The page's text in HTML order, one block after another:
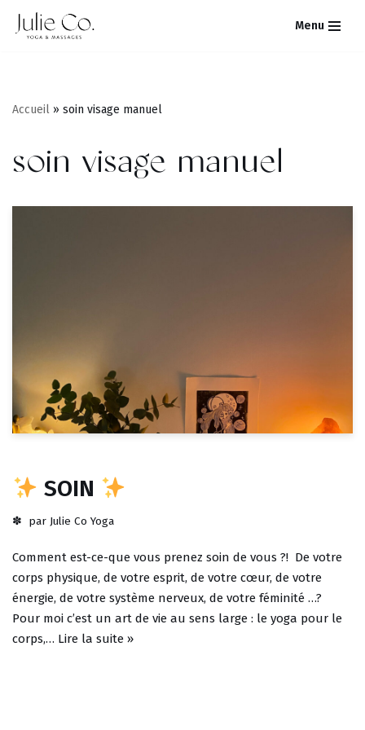
Aller
Menu
Accueil » soin visage manuel
soin visage manuel
SOIN
par Julie Co Yoga
Comment est-ce-que vous prenez soin de vous ?! De votre
corps physique, de votre esprit, de votre cœur, de votre
énergie, de votre système nerveux, de votre féminité …?
Pour moi c’est un art de vie au sens large : le yoga pour le
corps,… Lire la suite »